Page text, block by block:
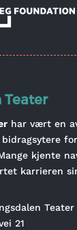
har vært en
kjente
karrieren
Teater
21